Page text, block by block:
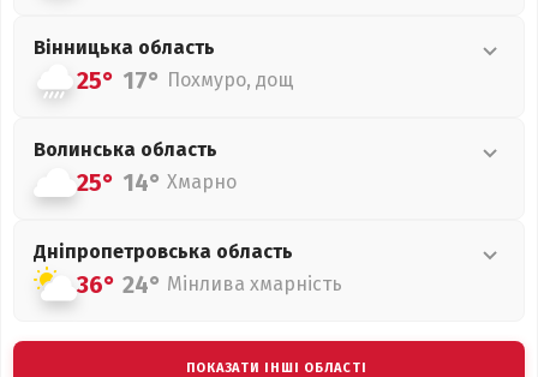
Вінницька область
25° 17° Похмуро, дощ
Волинська область
25° 14° Хмарно
Дніпропетровська область
36° 24° Мінлива хмарність
ПОКАЗАТИ ІНШІ ОБЛАСТІ